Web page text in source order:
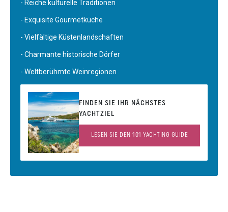
- Reiche kulturelle Traditionen
- Exquisite Gourmetküche
- Vielfältige Küstenlandschaften
- Charmante historische Dörfer
- Weltberühmte Weinregionen
FINDEN SIE IHR NÄCHSTES
YACHTZIEL
LESEN SIE DEN 101 YACHTING GUIDE